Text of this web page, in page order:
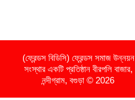
(ফ্রেন্ডস বিডিসি) ফ্রেন্ডস সমাজ উন্নয়ন
সংস্থার একটি প্রতিষ্ঠান বীরপলি বাজার,
নন্দীগ্রাম, বগুড়া © 2026